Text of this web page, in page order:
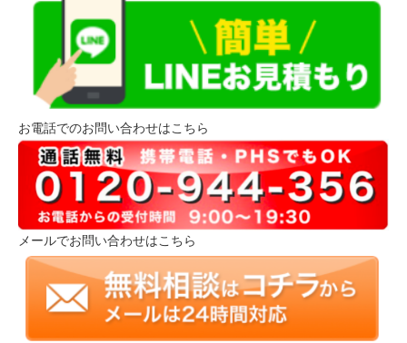
お電話でのお問い合わせはこちら
メールでお問い合わせはこちら